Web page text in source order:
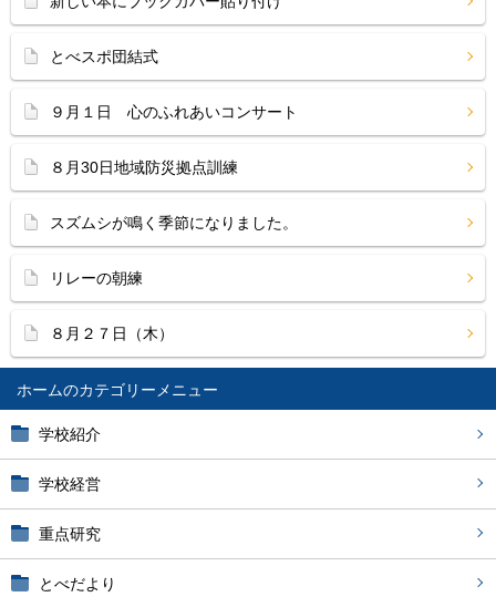
ホーム
学校紹介
学校経営
重点研究
とべだより
とべスポ団結式
９月１日 心のふれあいコンサート
８月30日地域防災拠点訓練
スズムシが鳴く季節になりました。
リレーの朝練
８月２７日（木）